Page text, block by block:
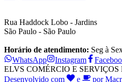
Rua Haddock Lobo - Jardins
São Paulo - São Paulo
Horário de atendimento: Seg à
WhatsApp
Instagram
ELVS COMÉRCIO E SERVIÇOS
Desenvolvido com
e por